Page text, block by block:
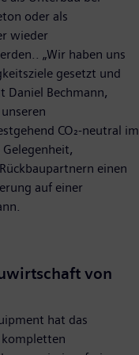
oder als
wieder
„Wir haben uns
gesetzt und
Daniel Bechmann,
CO₂-neutral im
einen
auf einer
von
hat das
kompletten